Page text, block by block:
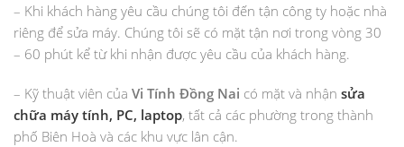
– Khi khách hàng yêu cầu chúng tôi đến tận công ty hoặc nhà
riêng để sửa máy. Chúng tôi sẽ có mặt tận nơi trong vòng 30
– 60 phút kể từ khi nhận được yêu cầu của khách hàng.
– Kỹ thuật viên của Vi Tính Đồng Nai có mặt và nhận sửa
chữa máy tính, PC, laptop, tất cả các phường trong thành
phố Biên Hoà và các khu vực lân cận.